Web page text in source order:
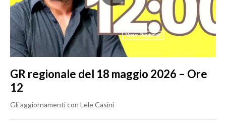
GR regionale del 18 maggio 2026 – Ore
12
Gli aggiornamenti con Lele Casini